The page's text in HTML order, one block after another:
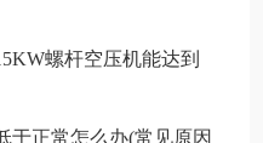
螺杆空压机能达到
于正常怎么办(常见原因